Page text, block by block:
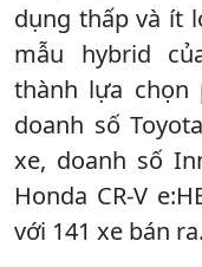
dụng thấp và ít
mẫu hybrid
thành lựa chọn
doanh số
xe, doanh số
Honda CR-V
với 141 xe bán ra.